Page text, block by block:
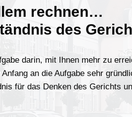
Team
rechnen…
des
darin, mit Ihnen mehr zu
an die Aufgabe sehr
für das Denken des Gerichts